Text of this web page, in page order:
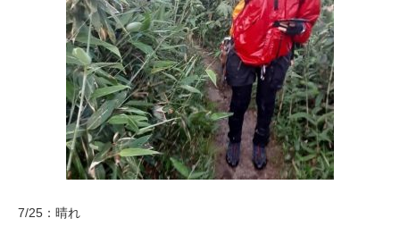
7/25：晴れ